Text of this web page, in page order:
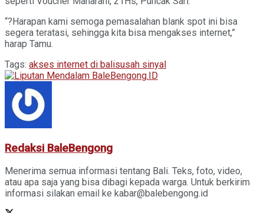
“?Harapan kami semoga pemasalahan blank spot ini bisa
segera teratasi, sehingga kita bisa mengakses internet,”
harap Tamu.
Tags: akses internet di balisusah sinyal
Redaksi BaleBengong
Menerima semua informasi tentang Bali. Teks, foto, video,
atau apa saja yang bisa dibagi kepada warga. Untuk berkirim
informasi silakan email ke kabar@balebengong.id